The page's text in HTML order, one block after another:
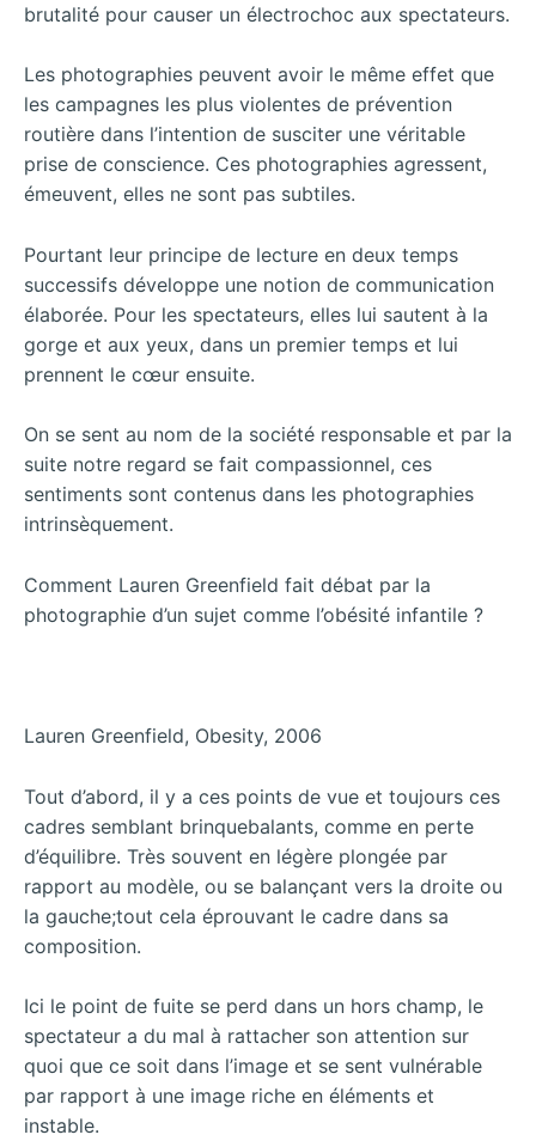
brutalité pour causer un électrochoc aux spectateurs.
Les photographies peuvent avoir le même effet que
les campagnes les plus violentes de prévention
routière dans l’intention de susciter une véritable
prise de conscience. Ces photographies agressent,
émeuvent, elles ne sont pas subtiles.
Pourtant leur principe de lecture en deux temps
successifs développe une notion de communication
élaborée. Pour les spectateurs, elles lui sautent à la
gorge et aux yeux, dans un premier temps et lui
prennent le cœur ensuite.
On se sent au nom de la société responsable et par la
suite notre regard se fait compassionnel, ces
sentiments sont contenus dans les photographies
intrinsèquement.
Comment Lauren Greenfield fait débat par la
photographie d’un sujet comme l’obésité infantile ?
Lauren Greenfield, Obesity, 2006
Tout d’abord, il y a ces points de vue et toujours ces
cadres semblant brinquebalants, comme en perte
d’équilibre. Très souvent en légère plongée par
rapport au modèle, ou se balançant vers la droite ou
la gauche;tout cela éprouvant le cadre dans sa
composition.
Ici le point de fuite se perd dans un hors champ, le
spectateur a du mal à rattacher son attention sur
quoi que ce soit dans l’image et se sent vulnérable
par rapport à une image riche en éléments et
instable.